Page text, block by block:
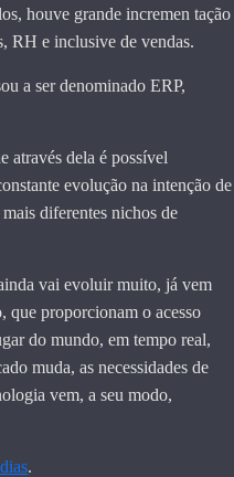
houve grande incremen tação
RH e inclusive de vendas.
a ser denominado ERP,
através dela é possível
evolução na intenção de
diferentes nichos de
vai evoluir muito, já vem
proporcionam o acesso
do mundo, em tempo real,
muda, as necessidades de
vem, a seu modo,
.